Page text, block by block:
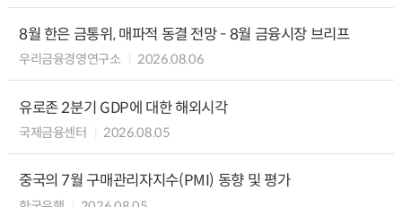
8월 한은 금통위, 매파적 동결 전망 - 8월 금융시장 브리프
우리금융경영연구소 2026.08.06
유로존 2분기 GDP에 대한 해외시각
국제금융센터 2026.08.05
중국의 7월 구매관리자지수(PMI) 동향 및 평가